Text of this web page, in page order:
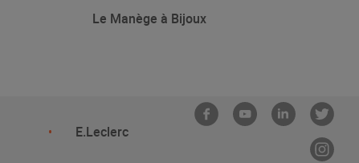
Le Manège à Bijoux
E.Leclerc